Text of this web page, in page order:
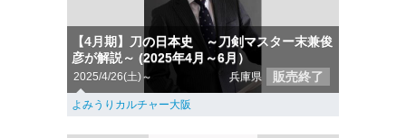
【4月期】刀の日本史 ～刀剣マスター末兼俊
彦が解説～ (2025年4月～6月）
2025/4/26(土)～ 兵庫県 販売終了
よみうりカルチャー大阪